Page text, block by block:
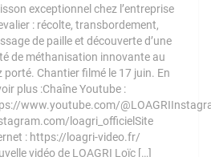
exceptionnel chez l’entreprise
: récolte, transbordement,
de paille et découverte d’une
de méthanisation innovante au
porté. Chantier filmé le 17 juin. En
plus :Chaîne Youtube :
www.youtube.com/
loagri_officielSite
: https://loagri-video.fr/
vidéo de LOAGRI Loïc […]